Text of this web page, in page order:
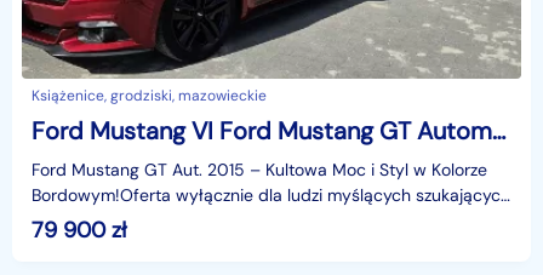
Książenice, grodziski, mazowieckie
Ford Mustang VI Ford Mustang GT Automat 2015 – Kultowa Moc i Styl
Ford Mustang GT Aut. 2015 – Kultowa Moc i Styl w Kolorze
Bordowym!Oferta wyłącznie dla ludzi myślących szukających
pewnego bezpiecznego samochodu Zastanów się k
79 900zł